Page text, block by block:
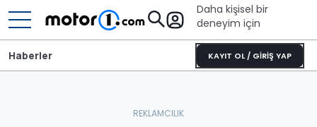
Daha kişisel bir
deneyim için
KAYIT OL / GİRİŞ YAP
Haberler